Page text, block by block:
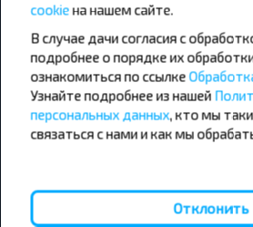
Орша - Могилёв
Минск - Могилёв
Минск - Пинск
Минск - Брест
Минск - Гомель
Минск - Бобруйск
Брест -
Брест -
Брест -
Санкт-
Минск - Вильнюс
Минск - Варшава
cookieна нашем сайте.
В случае дачи согласия с
подробнее о порядке их
ознакомиться по ссылке
Узнайте подробнее из нашей
персональных данных, кто мы
связаться с нами и как мы
Отклонить